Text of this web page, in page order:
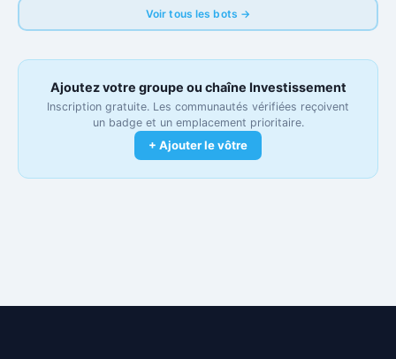
Voir tous les bots →
Ajoutez votre groupe ou chaîne Investissement
Inscription gratuite. Les communautés vérifiées reçoivent
un badge et un emplacement prioritaire.
+ Ajouter le vôtre